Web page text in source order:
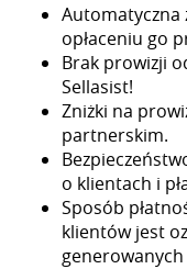
Automatyczna
opłaceniu go
Brak prowizji
Sellasist!
Zniżki na
partnerskim.
o klientach i
Sposób
klientów jest